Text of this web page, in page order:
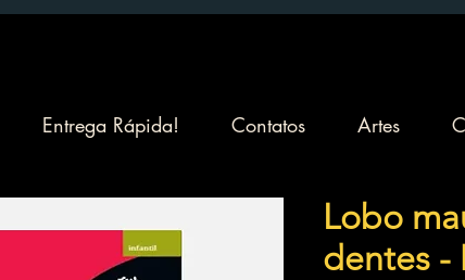
Entrega Rápida! Contatos Artes
Lobo
dentes -